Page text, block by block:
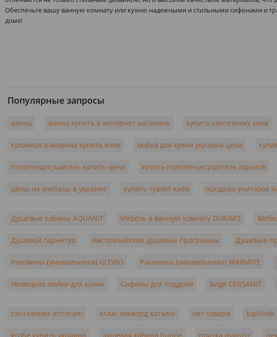
TRES (1)
VALTEMO
Обеспечьте вашу ванную комнату или кухню надежными и стильными сифонами и
доме!
Популярные запросы
ванна ванна купить в интернет магазине купить сантехнику киев
кухонная раковина купить киев мойка для кухни украина цена
полотенцесушитель купить цена купить полотенцесушитель харьков
цены на унитазы в украине купить туалет киев продажа унитазов
Душевые кабины AQUANIT Мебель в ванную комнату DURAVIT
Душевой гарнитур Австралийские душевые программы Душевые
Раковины (умывальники) GLOBO Раковины (умывальники) MARMITE
Немецкие мойки для кухни Сифоны для поддона Биде CERSANIT
сантехника artceram атлас конкорд каталог нет товара barlinek